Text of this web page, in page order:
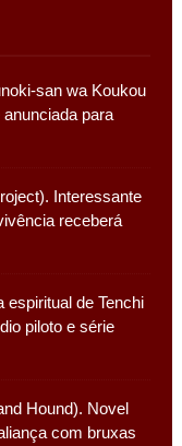
san wa Koukou
para
Interessante
receberá
espiritual de Tenchi
piloto e série
Hound). Novel
com bruxas